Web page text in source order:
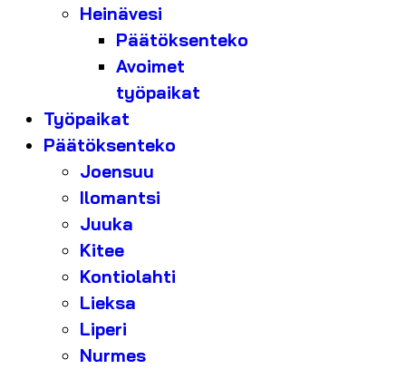
Heinävesi
Päätöksenteko
Avoimet
työpaikat
Työpaikat
Päätöksenteko
Joensuu
Ilomantsi
Juuka
Kitee
Kontiolahti
Lieksa
Liperi
Nurmes